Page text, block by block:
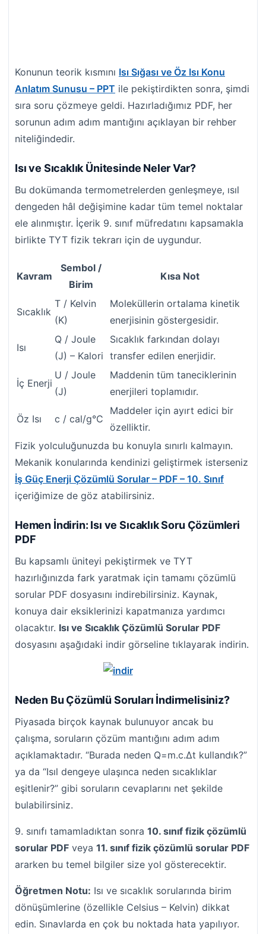
Konunun teorik kısmını Isı Sığası ve Öz Isı Konu
Anlatım Sunusu – PPT ile pekiştirdikten sonra, şimdi
sıra soru çözmeye geldi. Hazırladığımız PDF, her
sorunun adım adım mantığını açıklayan bir rehber
niteliğindedir.
Isı ve Sıcaklık Ünitesinde Neler Var?
Bu dokümanda termometrelerden genleşmeye, ısıl
dengeden hâl değişimine kadar tüm temel noktalar
ele alınmıştır. İçerik 9. sınıf müfredatını kapsamakla
birlikte TYT fizik tekrarı için de uygundur.
Kavram
Sembol /
Birim
Kısa Not
Sıcaklık
T / Kelvin
(K)
Moleküllerin ortalama kinetik
enerjisinin göstergesidir.
Isı
Q / Joule
(J) – Kalori
Sıcaklık farkından dolayı
transfer edilen enerjidir.
İç Enerji
U / Joule
(J)
Maddenin tüm taneciklerinin
enerjileri toplamıdır.
Öz Isı c / cal/g°C
Maddeler için ayırt edici bir
özelliktir.
Fizik yolculuğunuzda bu konuyla sınırlı kalmayın.
Mekanik konularında kendinizi geliştirmek isterseniz
İş Güç Enerji Çözümlü Sorular – PDF – 10. Sınıf
içeriğimize de göz atabilirsiniz.
Hemen İndirin: Isı ve Sıcaklık Soru Çözümleri
PDF
Bu kapsamlı üniteyi pekiştirmek ve TYT
hazırlığınızda fark yaratmak için tamamı çözümlü
sorular PDF dosyasını indirebilirsiniz. Kaynak,
konuya dair eksiklerinizi kapatmanıza yardımcı
olacaktır. Isı ve Sıcaklık Çözümlü Sorular PDF
dosyasını aşağıdaki indir görseline tıklayarak indirin.
Neden Bu Çözümlü Soruları İndirmelisiniz?
Piyasada birçok kaynak bulunuyor ancak bu
çalışma, soruların çözüm mantığını adım adım
açıklamaktadır. “Burada neden Q=m.c.Δt kullandık?”
ya da “Isıl dengeye ulaşınca neden sıcaklıklar
eşitlenir?” gibi soruların cevaplarını net şekilde
bulabilirsiniz.
9. sınıfı tamamladıktan sonra 10. sınıf fizik çözümlü
sorular PDF veya 11. sınıf fizik çözümlü sorular PDF
ararken bu temel bilgiler size yol gösterecektir.
Öğretmen Notu: Isı ve sıcaklık sorularında birim
dönüşümlerine (özellikle Celsius – Kelvin) dikkat
edin. Sınavlarda en çok bu noktada hata yapılıyor.